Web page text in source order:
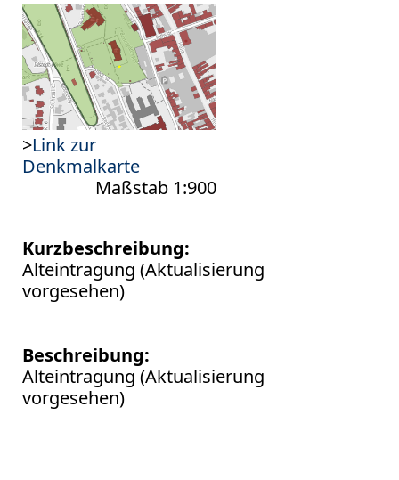
>Link zur
Denkmalkarte
Maßstab 1:900
Kurzbeschreibung:
Alteintragung (Aktualisierung
vorgesehen)
Beschreibung:
Alteintragung (Aktualisierung
vorgesehen)